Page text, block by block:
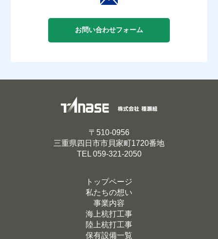
お問い合わせフォーム
〒510-0956
三重県四日市市貝家町1720番地
TEL 059-321-2050
トップページ
私たちの想い
事業内容
海上杭打工事
陸上杭打工事
保有設備一覧